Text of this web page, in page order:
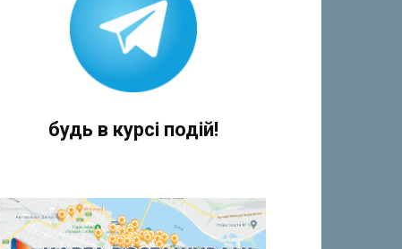
будь в курсі подій!